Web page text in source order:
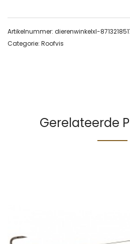
Artikelnummer: dierenwinkelxl-
Categorie: Roofvis
Gerelateerde